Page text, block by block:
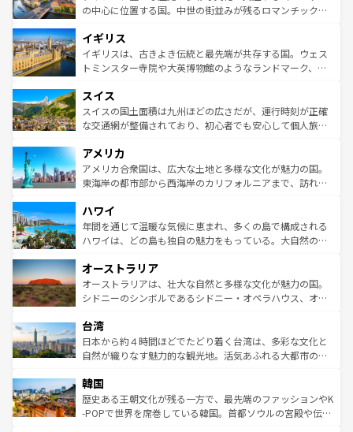
性で訪れる人を魅了する。 なお、新着のスペイン情報はコ
から魅了する。また、フランスは美食の国としても知ら
いる。シャンパンの発祥地であるランス、プロヴァンスの
香り高いラベンダー畑など、多彩な楽しみ方が可能だ。さ
らに、パリ以外の地域にも魅力が溢れており、どの街角に
れる地方に足を運ぶとそれぞれで全く異なる文化を体験で
きるだろう。 なお、新着のフランス情報はコンテンツ一覧
を参照してほしい。
の中心に位置する国。中世の街並みが残るロマンチック街
顔を持つこの国は、どこを歩いても飽きることがない。ベ
ルリンの文化的活気、バイエルン州のアルプスの絶景、そ
してライン川沿いのワイン畑といった風景は必見。ビール
は、お酒好きな人にはぜひ体験してほしい。 なお、新着の
ドイツ情報はコンテンツ一覧を参照してほしい。
イギリス
イギリスは、古きよき伝統と最先端が共存する国。ウェス
トミンスター寺院や大英博物館のようなランドマーク、歴
リアごとに異なる魅力がある。また、優雅なアフタヌーン
ティー、ビール好きにはたまらない英国パブ、サッカー観
戦など、本場だからこそできる体験も豊富。イギリスを旅
ンツ一覧を参照してほしい。
スイス
スイスの国土面積は九州ほどの広さだが、運行時刻が正確
な交通網が整備されており、初心者でも安心して個人旅行
の建物がそのまま残る町や、スイスならではのユニークな
博物館もあり、アルプス観光だけでなく町歩きも満喫する
ことができる。国民の所得が高いため物価も高いが、旅行
ば市内交通費無料で観光を楽しむこともできる。 なお、新
着のスイス情報はコンテンツ一覧 を参照してほしい。
アメリカ
アメリカ合衆国は、広大な土地と多様な文化が魅力の国。
東海岸の都市部から西海岸のカリフォルニアまで、訪れる
のような巨大都市は、観光、ショッピング、エンターテイ
ンメントが詰まった刺激的なスポットだ。一方、アメリカ
西部には大自然が広がり、グランドキャニオンやイエロー
部のニューオーリンズでは、音楽と美食が融合した独特の
文化が魅力。旅行者はアメリカの各地域で異なる魅力を楽
しみながら、その多様性と豊かな歴史を感じることができ
ならではの贅沢な旅のスタイルだ。 なお、新着のアメリカ
情報はコンテンツ一覧を参照してほしい。
ハワイ
年間を通じて温暖な気候に恵まれ、多くの島で構成される
ハワイは、どの島も独自の魅力をもっている。大自然の神
ワイ島は見逃せない。また、定番の観光地といえばオアフ
島だが、静かな自然を求めるならマウイ島やカウアイ島が
おすすめ。エメラルドグリーンに輝く海をはじめ、豊かな
れるおもてなしの心で訪れる人々を迎えてくれるハワイの
人々、おいしいローカルフードやハワイアンミュージッ
ク、伝統的なフラダンスなど、すべてがハワイの魅力を彩
ワイを、存分に味わってほしい。 なお、新着のハワイ情報
はコンテンツ一覧を参照してほしい。
オーストラリア
オーストラリアは、壮大な自然と多様な文化が魅力の国。
シドニーのシンボルであるシドニー・オペラハウス、オー
リアリーフや大陸中央部にそびえるウルル（エアーズロッ
ク）、タスマニアの美しい原生林やケアンズの熱帯雨林な
ど、見どころがたくさん。また、カフェやワイン、オージ
いる。アクティビティも充実しており、サーフィンやダイ
ビング、ハイキングなど、アウトドア好きにはたまらな
い。オーストラリアの多彩な魅力を存分に味わいつくそ
台湾
日本から約４時間ほどでたどり着く台湾は、多彩な文化と
自然が織りなす魅力的な観光地。活気あふれる大都市の台
ン）、静ひつな山岳地帯である台湾東部など、都市の喧騒
と山間の静けさが共存しており、訪れる人に新しい発見と
驚きをもたらしてくれる。また、奥深い台湾の食文化も魅
韓国
歴史ある王朝文化が残る一方で、最先端のファッションやK
-POPで世界を席巻している韓国。首都ソウルの宮殿や伝統